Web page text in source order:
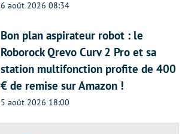
6 août 2026 08:34
Bon plan aspirateur robot : le
Roborock Qrevo Curv 2 Pro et sa
station multifonction profite de 400
€ de remise sur Amazon !
5 août 2026 18:00